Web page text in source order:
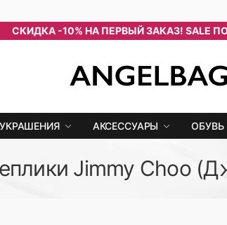
СКИДКА -10% НА ПЕРВЫЙ ЗАКАЗ! SALE
УКРАШЕНИЯ АКСЕССУАРЫ ОБУВЬ
Jimmy Choo